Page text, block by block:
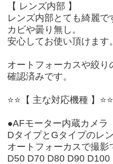
【 レンズ内部 】
レンズ内部とても綺麗で
カビや曇り無し。
安心してお使い頂けます。
オートフォーカスや絞り
確認済みです。
⭐️⭐️【 主な対応機種 】⭐️⭐️
●AFモーター内蔵カメラ
DタイプとGタイプのレ
オートフォーカスで撮影
D50 D70 D80 D90 D100